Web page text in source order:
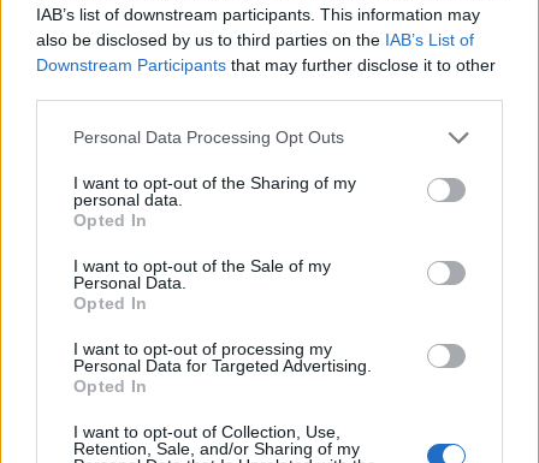
IAB’s list of downstream participants. This information may
also be disclosed by us to third parties on the IAB’s List of
Downstream Participants that may further disclose it to other
Personal Data Processing Opt Outs
I want to opt-out of the Sharing of my
personal data.
Opted In
I want to opt-out of the Sale of my
Personal Data.
Opted In
I want to opt-out of processing my
Personal Data for Targeted Advertising.
Opted In
I want to opt-out of Collection, Use,
Retention, Sale, and/or Sharing of my
НАЈЧИТАНИ ВО ПОСЛЕДНИ 7 ДЕНА
СЕ СПРЕМА МЕТЕОРОЛОШКИ
ХАОС ЗА ЗИМАТА 2026/2027
ФОРМИРАН МАКЕДОНСКИОТ
НАЦИОНАЛЕН СОЈУЗ
ЗА ВОЕНИТЕ ЗЛОСТРОСТВА НА
УЧК...
објава на вицепремиерот на